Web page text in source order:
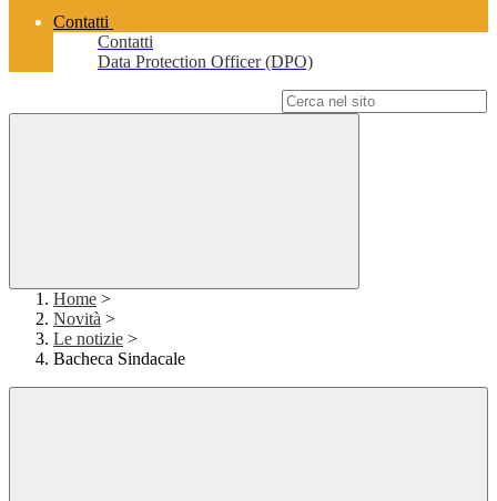
Contatti
Contatti
Data Protection Officer (DPO)
Home >
Novità >
Le notizie >
Bacheca Sindacale